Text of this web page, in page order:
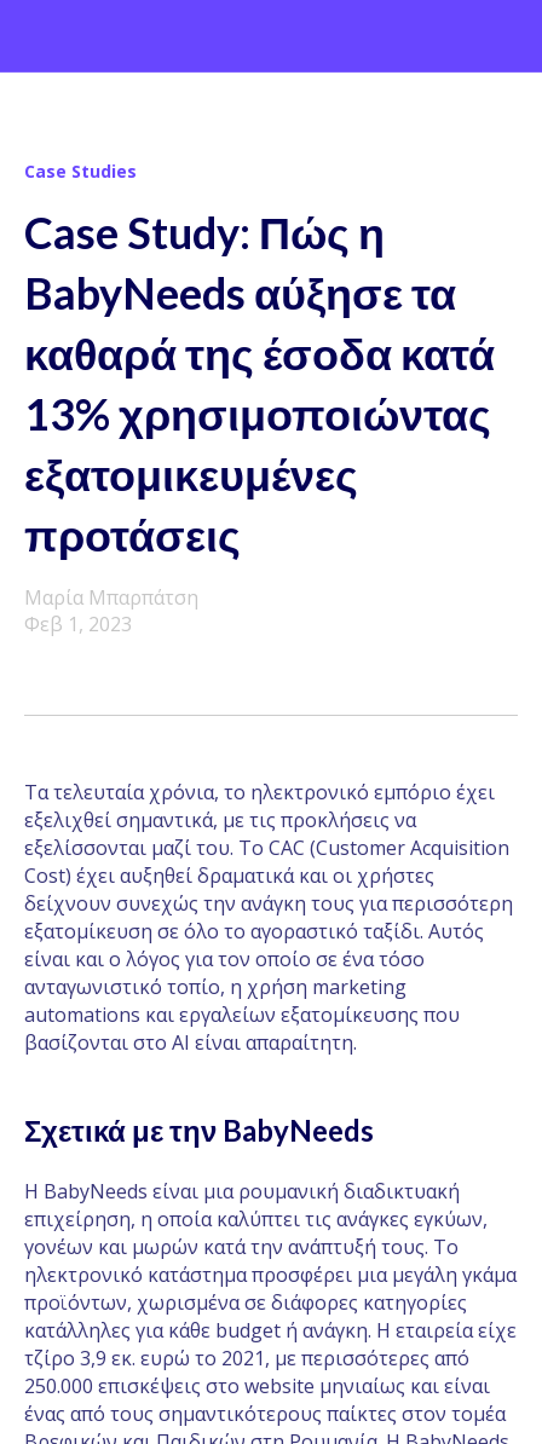
Case Studies
Case Study: Πώς η
BabyNeeds αύξησε τα
καθαρά της έσοδα κατά
13% χρησιμοποιώντας
εξατομικευμένες
προτάσεις
Μαρία Μπαρπάτση
Φεβ 1, 2023
Τα τελευταία χρόνια, το ηλεκτρονικό εμπόριο έχει
εξελιχθεί σημαντικά, με τις προκλήσεις να
εξελίσσονται μαζί του. Το CAC (Customer Acquisition
Cost) έχει αυξηθεί δραματικά και οι χρήστες
δείχνουν συνεχώς την ανάγκη τους για περισσότερη
εξατομίκευση σε όλο το αγοραστικό ταξίδι. Αυτός
είναι και ο λόγος για τον οποίο σε ένα τόσο
ανταγωνιστικό τοπίο, η χρήση marketing
automations και εργαλείων εξατομίκευσης που
βασίζονται στο ΑΙ είναι απαραίτητη.
Σχετικά με την BabyNeeds
Η BabyNeeds είναι μια ρουμανική διαδικτυακή
επιχείρηση, η οποία καλύπτει τις ανάγκες εγκύων,
γονέων και μωρών κατά την ανάπτυξή τους. Το
ηλεκτρονικό κατάστημα προσφέρει μια μεγάλη γκάμα
προϊόντων, χωρισμένα σε διάφορες κατηγορίες
κατάλληλες για κάθε budget ή ανάγκη. Η εταιρεία είχε
τζίρο 3,9 εκ. ευρώ το 2021, με περισσότερες από
250.000 επισκέψεις στο website μηνιαίως και είναι
ένας από τους σημαντικότερους παίκτες στον τομέα